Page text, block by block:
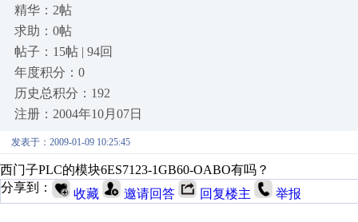
精华：2帖
求助：0帖
帖子：15帖 | 94回
年度积分：0
历史总积分：192
注册：2004年10月07日
发表于：2009-01-09 10:25:45
西门子PLC的模块6ES7123-1GB60-OABO有吗？
分享到：
收藏 邀请回答 回复楼主 举报